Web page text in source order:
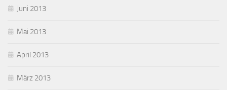
Juni 2013
Mai 2013
April 2013
März 2013